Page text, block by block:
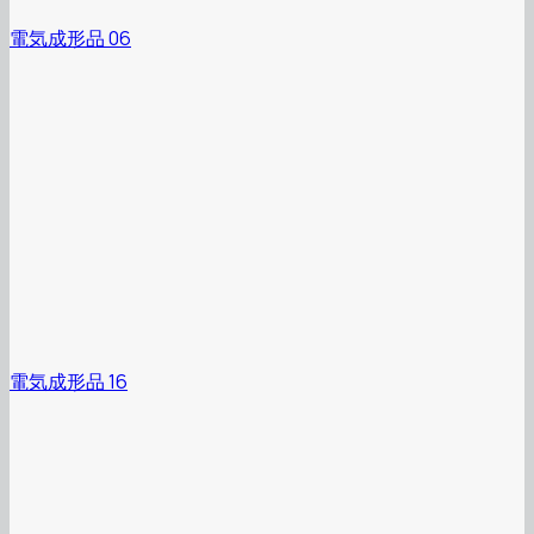
電気成形品 06
電気成形品 16